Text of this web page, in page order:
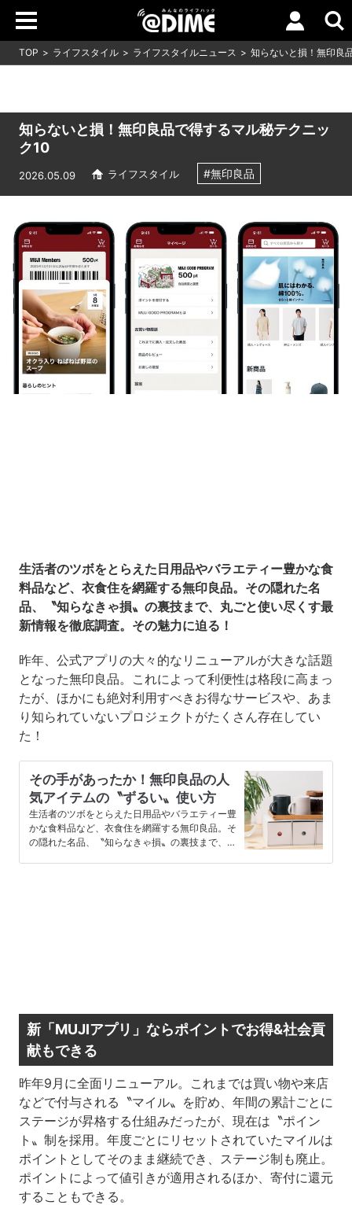
TOP ライフスタイル ライフスタイルニュース 知らないと損！無印良
知らないと損！無印良品で得するマル秘テクニッ
ク10
2026.05.09 ライフスタイル #無印良品
生活者のツボをとらえた日用品やバラエティー豊かな食
料品など、衣食住を網羅する無印良品。その隠れた名
品、〝知らなきゃ損〟の裏技まで、丸ごと使い尽くす最
新情報を徹底調査。その魅力に迫る！
昨年、公式アプリの大々的なリニューアルが大きな話題
となった無印良品。これによって利便性は格段に高まっ
たが、ほかにも絶対利用すべきお得なサービスや、あま
り知られていないプロジェクトがたくさん存在してい
た！
その手があったか！無印良品の人
気アイテムの〝ずるい〟使い方
生活者のツボをとらえた日用品やバラエティー豊
かな食料品など、衣食住を網羅する無印良品。そ
の隠れた名品、〝知らなきゃ損〟の裏技まで、丸
新「MUJIアプリ」ならポイントでお得&社会貢
献もできる
昨年9月に全面リニューアル。これまでは買い物や来店
などで付与される〝マイル〟を貯め、年間の累計ごとに
ステージが昇格する仕組みだったが、現在は〝ポイン
ト〟制を採用。年度ごとにリセットされていたマイルは
ポイントとしてそのまま継続でき、ステージ制も廃止。
ポイントによって値引きが適用されるほか、寄付に還元
することもできる。